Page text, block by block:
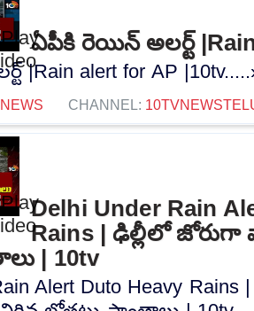
ఏపీకి రెయిన్ అలర్ట్
|Rain alert for AP
NEWS CHANNEL:
Delhi Under Rain
Rains | ఢిల్లీలో
| 10tv
Alert Duto Heavy